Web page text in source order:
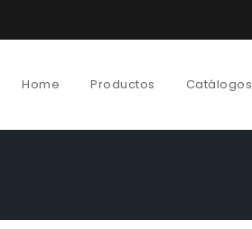
Home Productos Catálogos